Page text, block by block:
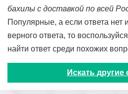
бахилы с доставкой по всей
Популярные, а если ответа нет
верного ответа, то
найти ответ среди похожих
Искать другие